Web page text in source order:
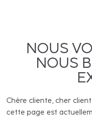
NOUS
NOUS
Chère cliente, cher
cette page est